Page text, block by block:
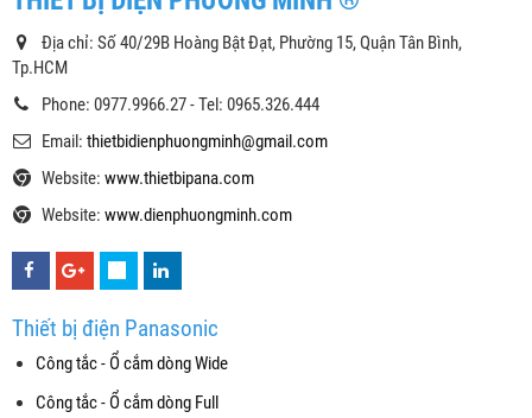
Địa chỉ: Số 40/29B Hoàng Bật Đạt, Phường 15, Quận Tân Bình,
Tp.HCM
Phone: 0977.9966.27 - Tel: 0965.326.444
Email: thietbidienphuongminh@gmail.com
Website: www.thietbipana.com
Website: www.dienphuongminh.com
Thiết bị điện Panasonic
Công tắc - Ổ cắm dòng Wide
Công tắc - Ổ cắm dòng Full